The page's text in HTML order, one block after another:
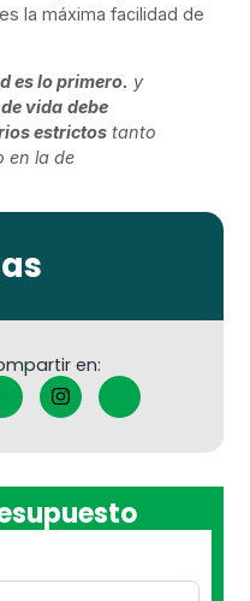
en:
la máxima facilidad de
es lo primero. y
vida debe
estrictos tanto
en la de